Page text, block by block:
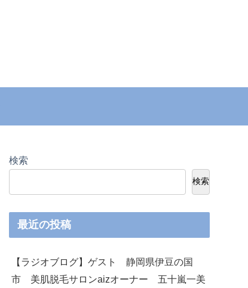
検索
検索
最近の投稿
【ラジオブログ】ゲスト 静岡県伊豆の国
市 美肌脱毛サロンaizオーナー 五十嵐一美